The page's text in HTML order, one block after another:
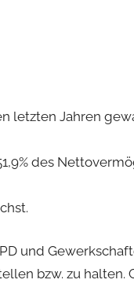
letzten Jahren
des
und
bzw. zu halten.